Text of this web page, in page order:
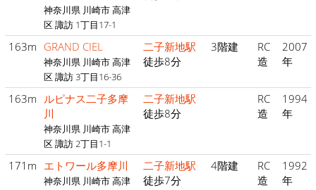
神奈川県 川崎市 高津
区 諏訪 1丁目17-1
163m GRAND CIEL
神奈川県 川崎市 高津
区 諏訪 3丁目16-36
二子新地駅
徒歩8分
3階建
RC
造
2007
年
163m ルピナス二子多摩
川
神奈川県 川崎市 高津
区 諏訪 2丁目1-1
二子新地駅
徒歩8分
RC
造
1994
年
171m エトワール多摩川
神奈川県 川崎市 高津
二子新地駅
徒歩7分
4階建
RC
造
1992
年